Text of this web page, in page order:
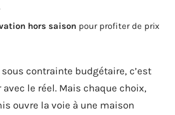
hors saison pour profiter de prix
contrainte budgétaire, c’est
avec le réel. Mais chaque choix,
ouvre la voie à une maison